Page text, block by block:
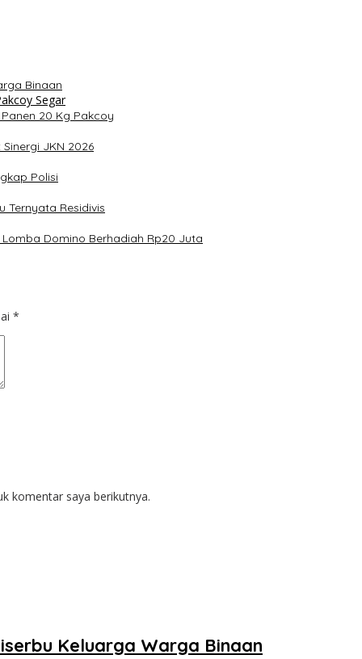
Binaan
20 Kg Pakcoy
JKN 2026
Polisi
Ternyata Residivis
Domino Berhadiah Rp20 Juta
*
komentar saya berikutnya.
Keluarga Warga Binaan